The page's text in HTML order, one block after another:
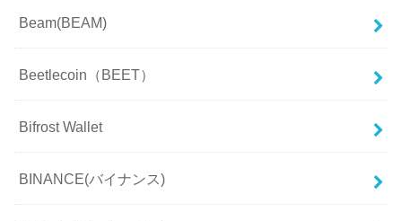
Beam(BEAM)
Beetlecoin（BEET）
Bifrost Wallet
BINANCE(バイナンス)